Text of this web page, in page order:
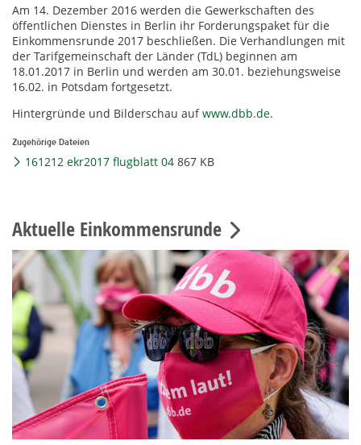
Am 14. Dezember 2016 werden die Gewerkschaften des
öffentlichen Dienstes in Berlin ihr Forderungspaket für die
Einkommensrunde 2017 beschließen. Die Verhandlungen mit
der Tarifgemeinschaft der Länder (TdL) beginnen am
18.01.2017 in Berlin und werden am 30.01. beziehungsweise
16.02. in Potsdam fortgesetzt.
Hintergründe und Bilderschau aufwww.dbb.de.
Zugehörige Dateien
161212 ekr2017 flugblatt 04 867 KB
Aktuelle Einkommensrunde